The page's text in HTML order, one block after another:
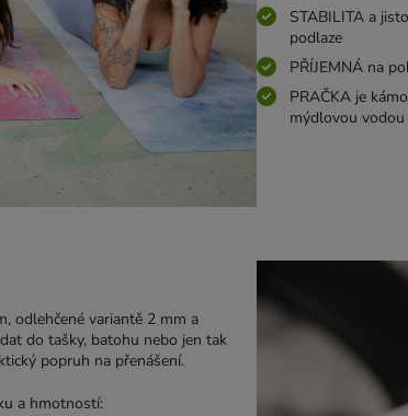
STABILITA a
podlaze
PŘÍJEMNÁ na
PRAČKA je
mýdlovou
odlehčené variantě 2 mm a
do tašky, batohu nebo jen tak
popruh na přenášení.
a hmotností: